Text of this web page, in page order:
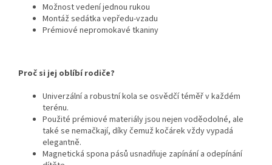
Možnost vedení jednou rukou
Montáž sedátka vepředu-vzadu
Prémiové nepromokavé tkaniny
Proč si jej oblíbí rodiče?
Univerzální a robustní kola se osvědčí téměř v každém
terénu.
Použité prémiové materiály jsou nejen voděodolné, ale
také se nemačkají, díky čemuž kočárek vždy vypadá
elegantně.
Magnetická spona pásů usnadňuje zapínání a odepínání